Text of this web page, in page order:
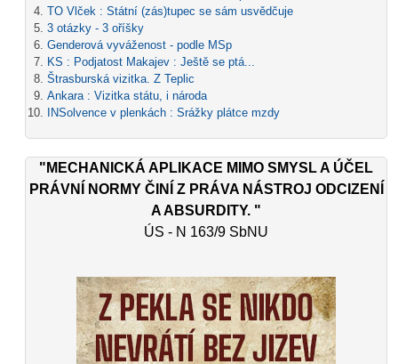
TO Vlček : Státní (zás)tupec se sám usvědčuje
3 otázky - 3 oříšky
Genderová vyváženost - podle MSp
KS : Podjatost Makajev : Ještě se ptá...
Štrasburská vizitka. Z Teplic
Ankara : Vizitka státu, i národa
INSolvence v plenkách : Srážky plátce mzdy
"MECHANICKÁ APLIKACE MIMO SMYSL A ÚČEL
PRÁVNÍ NORMY ČINÍ Z PRÁVA NÁSTROJ ODCIZENÍ
A ABSURDITY. "
ÚS - N 163/9 SbNU